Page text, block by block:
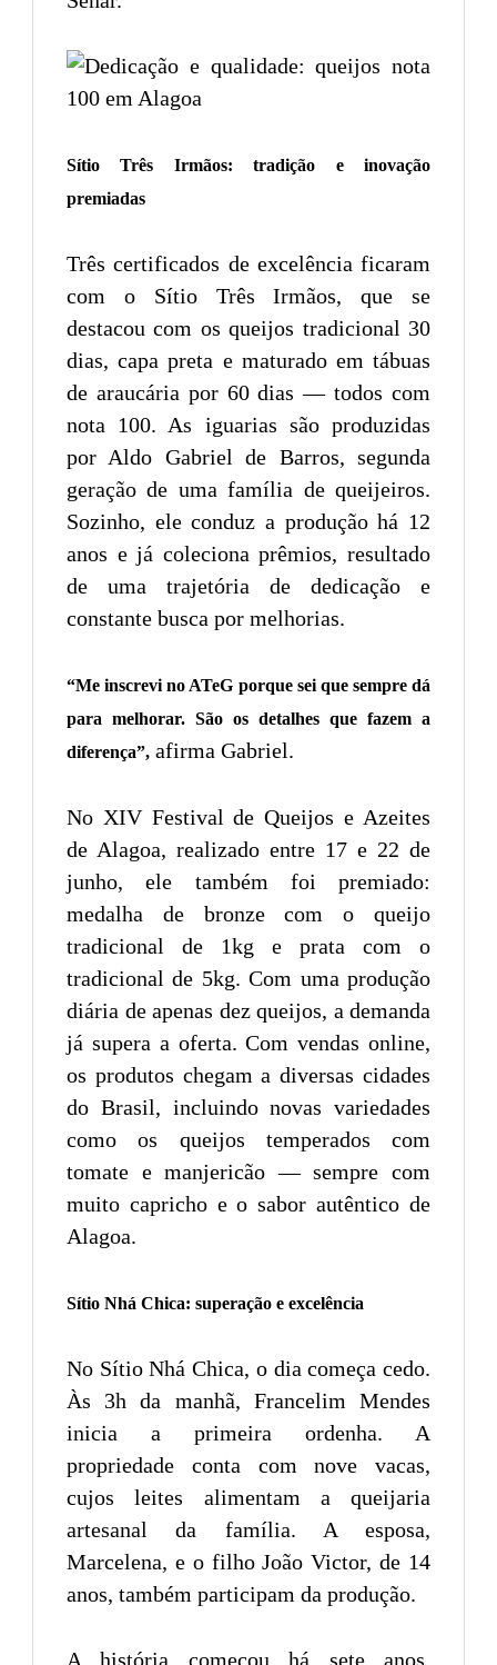
Sítio Três Irmãos: tradição e inovação
premiadas
Três certificados de excelência ficaram
com o Sítio Três Irmãos, que se
destacou com os queijos tradicional 30
dias, capa preta e maturado em tábuas
de araucária por 60 dias — todos com
nota 100. As iguarias são produzidas
por Aldo Gabriel de Barros, segunda
geração de uma família de queijeiros.
Sozinho, ele conduz a produção há 12
anos e já coleciona prêmios, resultado
de uma trajetória de dedicação e
constante busca por melhorias.
“Me inscrevi no ATeG porque sei que sempre dá
para melhorar. São os detalhes que fazem a
diferença”, afirma Gabriel.
No XIV Festival de Queijos e Azeites
de Alagoa, realizado entre 17 e 22 de
junho, ele também foi premiado:
medalha de bronze com o queijo
tradicional de 1kg e prata com o
tradicional de 5kg. Com uma produção
diária de apenas dez queijos, a demanda
já supera a oferta. Com vendas online,
os produtos chegam a diversas cidades
do Brasil, incluindo novas variedades
como os queijos temperados com
tomate e manjericão — sempre com
muito capricho e o sabor autêntico de
Alagoa.
Sítio Nhá Chica: superação e excelência
No Sítio Nhá Chica, o dia começa cedo.
Às 3h da manhã, Francelim Mendes
inicia a primeira ordenha. A
propriedade conta com nove vacas,
cujos leites alimentam a queijaria
artesanal da família. A esposa,
Marcelena, e o filho João Victor, de 14
anos, também participam da produção.
A história começou há sete anos,